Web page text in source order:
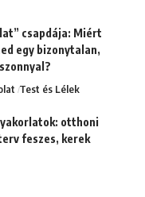
csapdája: Miért
egy bizonytalan,
Test és Lélek
otthoni
feszes, kerek